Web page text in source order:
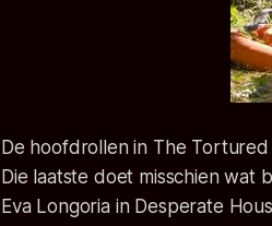
De hoofdrollen in The
Die laatste doet misschien wat
Eva Longoria in Desperate